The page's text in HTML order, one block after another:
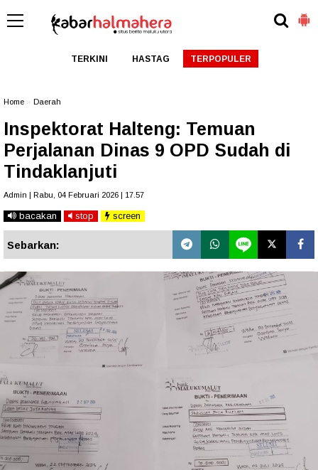
TERKINI HASTAG TERPOPULER
Home Daerah
Inspektorat Halteng: Temuan
Perjalanan Dinas 9 OPD Sudah di
Tindaklanjuti
Admin | Rabu, 04 Februari 2026 | 17.57
bacakan stop screen
Sebarkan: